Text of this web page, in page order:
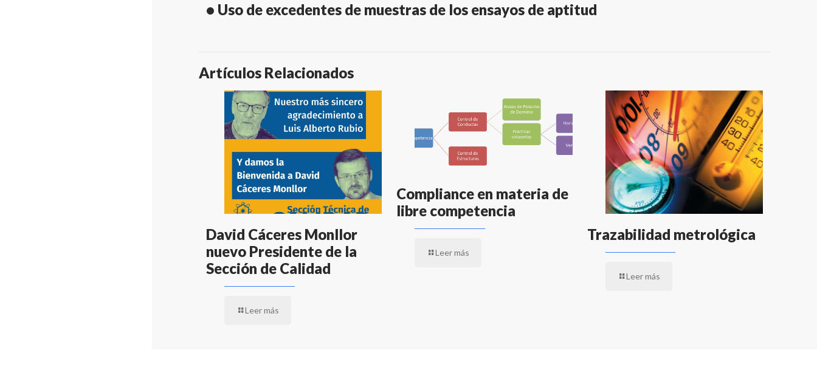
• Uso de excedentes de muestras de los ensayos de aptitud
Artículos Relacionados
David Cáceres Monllor
nuevo Presidente de la
Sección de Calidad
Leer más
Compliance en materia de
libre competencia
Leer más
Trazabilidad metrológica
Leer más